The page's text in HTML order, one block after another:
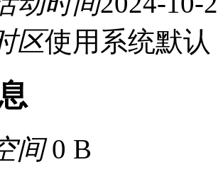
区使用系统默认
间0 B